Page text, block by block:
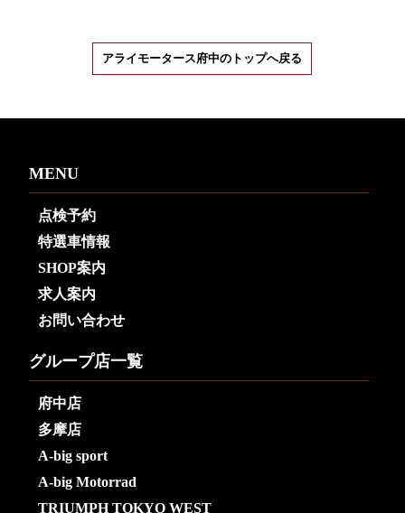
アライモータース府中のトップへ戻る
MENU
点検予約
特選車情報
SHOP案内
求人案内
お問い合わせ
グループ店一覧
府中店
多摩店
A-big sport
A-big Motorrad
TRIUMPH TOKYO WEST